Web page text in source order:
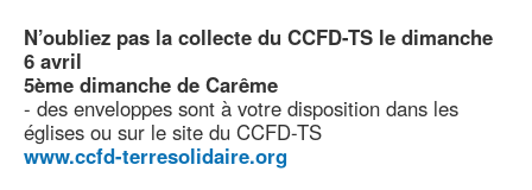
N’oubliez pas la collecte du CCFD-TS le dimanche
6 avril
5ème dimanche de Carême
- des enveloppes sont à votre disposition dans les
églises ou sur le site du CCFD-TS
www.ccfd-terresolidaire.org